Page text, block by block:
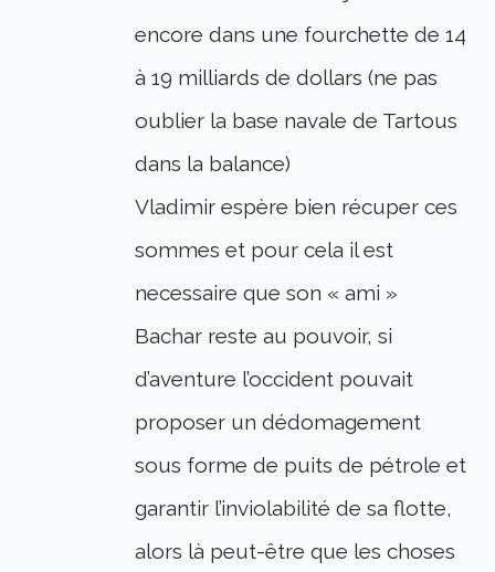
encore dans une fourchette de 14
à 19 milliards de dollars (ne pas
oublier la base navale de Tartous
dans la balance)
Vladimir espère bien récuper ces
sommes et pour cela il est
necessaire que son « ami »
Bachar reste au pouvoir, si
d’aventure l’occident pouvait
proposer un dédomagement
sous forme de puits de pétrole et
garantir l’inviolabilité de sa flotte,
alors là peut-être que les choses